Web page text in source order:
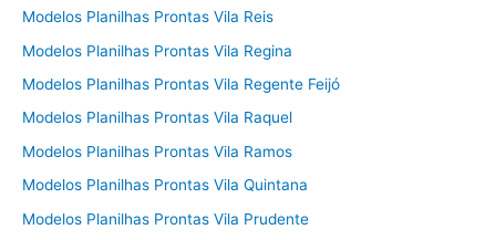
Modelos Planilhas Prontas Vila Reis
Modelos Planilhas Prontas Vila Regina
Modelos Planilhas Prontas Vila Regente Feijó
Modelos Planilhas Prontas Vila Raquel
Modelos Planilhas Prontas Vila Ramos
Modelos Planilhas Prontas Vila Quintana
Modelos Planilhas Prontas Vila Prudente